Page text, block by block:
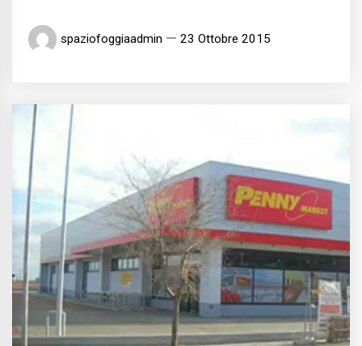
spaziofoggiaadmin 23 Ottobre 2015